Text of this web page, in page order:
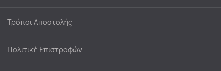
Τρόποι Αποστολής
Πολιτική Επιστροφών